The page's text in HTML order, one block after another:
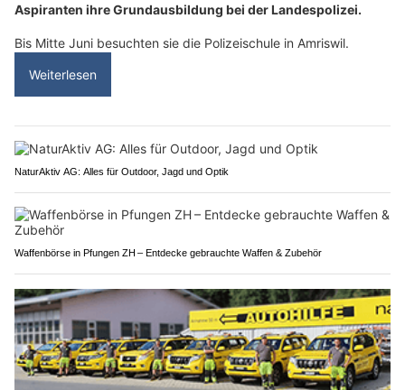
Aspiranten ihre Grundausbildung bei der Landespolizei.
Bis Mitte Juni besuchten sie die Polizeischule in Amriswil.
Weiterlesen
NaturAktiv AG: Alles für Outdoor, Jagd und Optik
Waffenbörse in Pfungen ZH – Entdecke gebrauchte Waffen & Zubehör